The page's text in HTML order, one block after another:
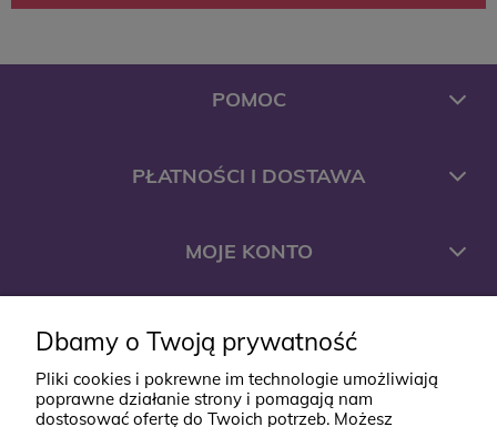
POMOC
PŁATNOŚCI I DOSTAWA
MOJE KONTO
KONTAKT
Dbamy o Twoją prywatność
Pliki cookies i pokrewne im technologie umożliwiają
poprawne działanie strony i pomagają nam
dostosować ofertę do Twoich potrzeb. Możesz